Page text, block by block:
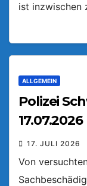
ist inzwischen
ALLGEMEIN
Polizei
17.07.2026
17. JULI 2026
Von